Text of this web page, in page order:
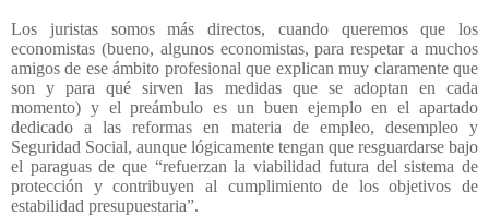
Los juristas somos más directos, cuando queremos que los
economistas (bueno, algunos economistas, para respetar a muchos
amigos de ese ámbito profesional que explican muy claramente que
son y para qué sirven las medidas que se adoptan en cada
momento) y el preámbulo es un buen ejemplo en el apartado
dedicado a las reformas en materia de empleo, desempleo y
Seguridad Social, aunque lógicamente tengan que resguardarse bajo
el paraguas de que “refuerzan la viabilidad futura del sistema de
protección y contribuyen al cumplimiento de los objetivos de
estabilidad presupuestaria”.